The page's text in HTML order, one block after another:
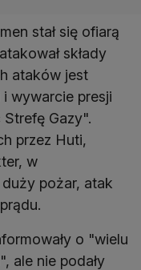
stał się ofiarą
składy
ataków jest
wywarcie presji
Strefę Gazy".
przez Huti,
w
pożar, atak
o "wielu
ale nie podały